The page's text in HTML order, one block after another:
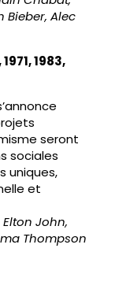
Bieber, Alec
1983,
seront
sociales
uniques,
et
John,
Thompson